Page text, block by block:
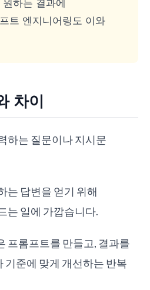
트 엔지니어링도 이와
차이
하는 질문이나 지시문
는 답변을 얻기 위해
는 일에 가깝습니다.
프롬프트를 만들고, 결과를
기준에 맞게 개선하는 반복